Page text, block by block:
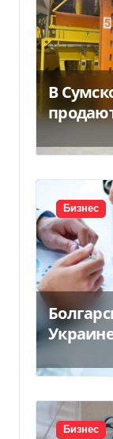
В
границу
Бизнес
кто в
Бизнес